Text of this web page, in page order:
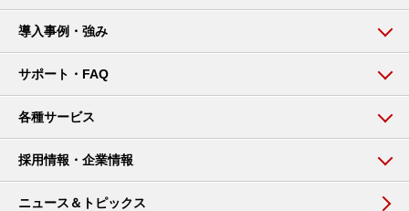
導入事例・強み
サポート・FAQ
各種サービス
採用情報・企業情報
ニュース＆トピックス